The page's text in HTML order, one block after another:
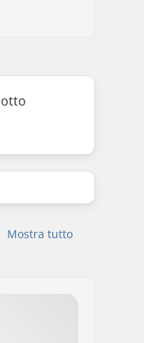
Mostra tutto